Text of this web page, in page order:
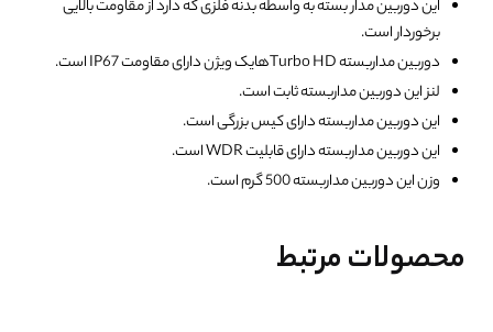
این دوربین مدار بسته به واسطه بدنه فلزی که دارد از مقاومت بالایی
برخوردار است.
دوربین مداربسته Turbo HDهایک ویژن دارای مقاومت IP67 است.
لنز این دوربین مداربسته ثابت است.
این دوربین مداربسته دارای کیس بزرگی است.
این دوربین مداربسته دارای قابلیت WDR است.
وزن این دوربین مداربسته 500 گرم است.
محصولات مرتبط